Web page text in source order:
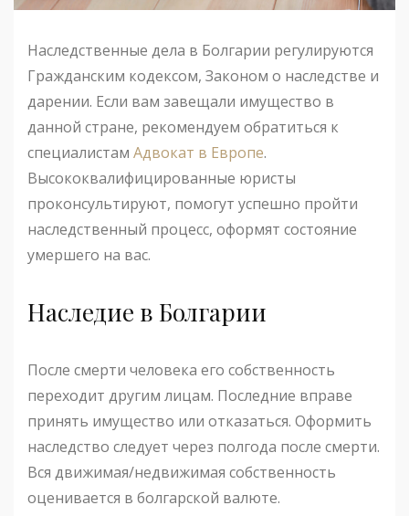
Наследственные дела в Болгарии регулируются
Гражданским кодексом, Законом о наследстве и
дарении. Если вам завещали имущество в
данной стране, рекомендуем обратиться к
специалистам Адвокат в Европе.
Высококвалифицированные юристы
проконсультируют, помогут успешно пройти
наследственный процесс, оформят состояние
умершего на вас.
Наследие в Болгарии
После смерти человека его собственность
переходит другим лицам. Последние вправе
принять имущество или отказаться. Оформить
наследство следует через полгода после смерти.
Вся движимая/недвижимая собственность
оценивается в болгарской валюте.